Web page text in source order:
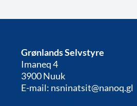
Grønlands Selvstyre
Imaneq 4
3900 Nuuk
E-mail: nsninatsit@nanoq.gl